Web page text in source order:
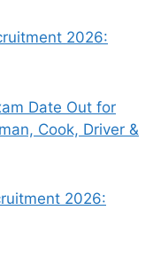
2026:
Date Out for
Cook, Driver &
2026: